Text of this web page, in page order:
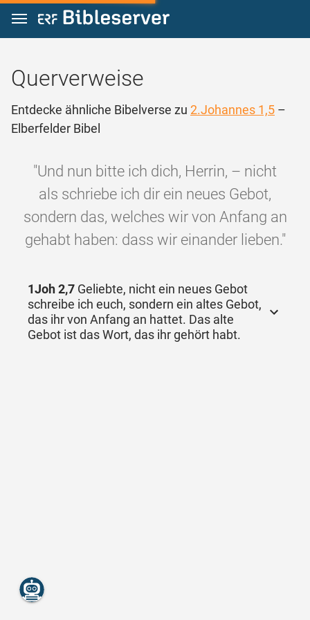
Zum Inhalt springen
Querverweise
Entdecke ähnliche Bibelverse zu 2.Johannes 1,5 –
Elberfelder Bibel
"Und nun bitte ich dich, Herrin, – nicht
als schriebe ich dir ein neues Gebot,
sondern das, welches wir von Anfang an
gehabt haben: dass wir einander lieben."
1Joh 2,7 Geliebte, nicht ein neues Gebot
schreibe ich euch, sondern ein altes Gebot,
das ihr von Anfang an hattet. Das alte
Gebot ist das Wort, das ihr gehört habt.